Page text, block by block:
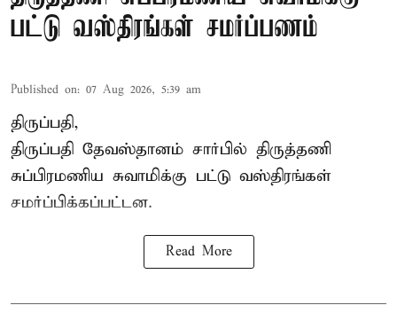
பட்டு வஸ்திரங்கள் சமர்ப்பணம்
Published on: 07 Aug 2026, 5:39 am
திருப்பதி,
திருப்பதி தேவஸ்தானம் சார்பில் திருத்தணி
சுப்பிரமணிய சுவாமிக்கு பட்டு வஸ்திரங்கள்
சமர்ப்பிக்கப்பட்டன.
Read More